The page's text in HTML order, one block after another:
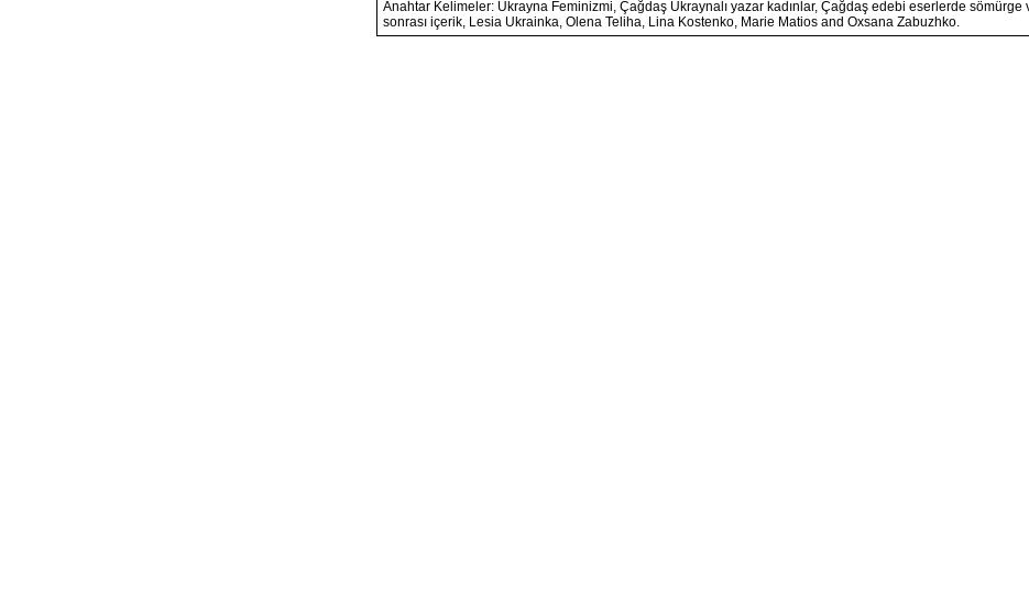
Anahtar Kelimeler: Ukrayna Feminizmi, Çağdaş Ukraynalı yazar kadınlar, Çağdaş edebi eserlerde sömürge
sonrası içerik, Lesia Ukrainka, Olena Teliha, Lina Kostenko, Marie Matios and Oxsana Zabuzhko.